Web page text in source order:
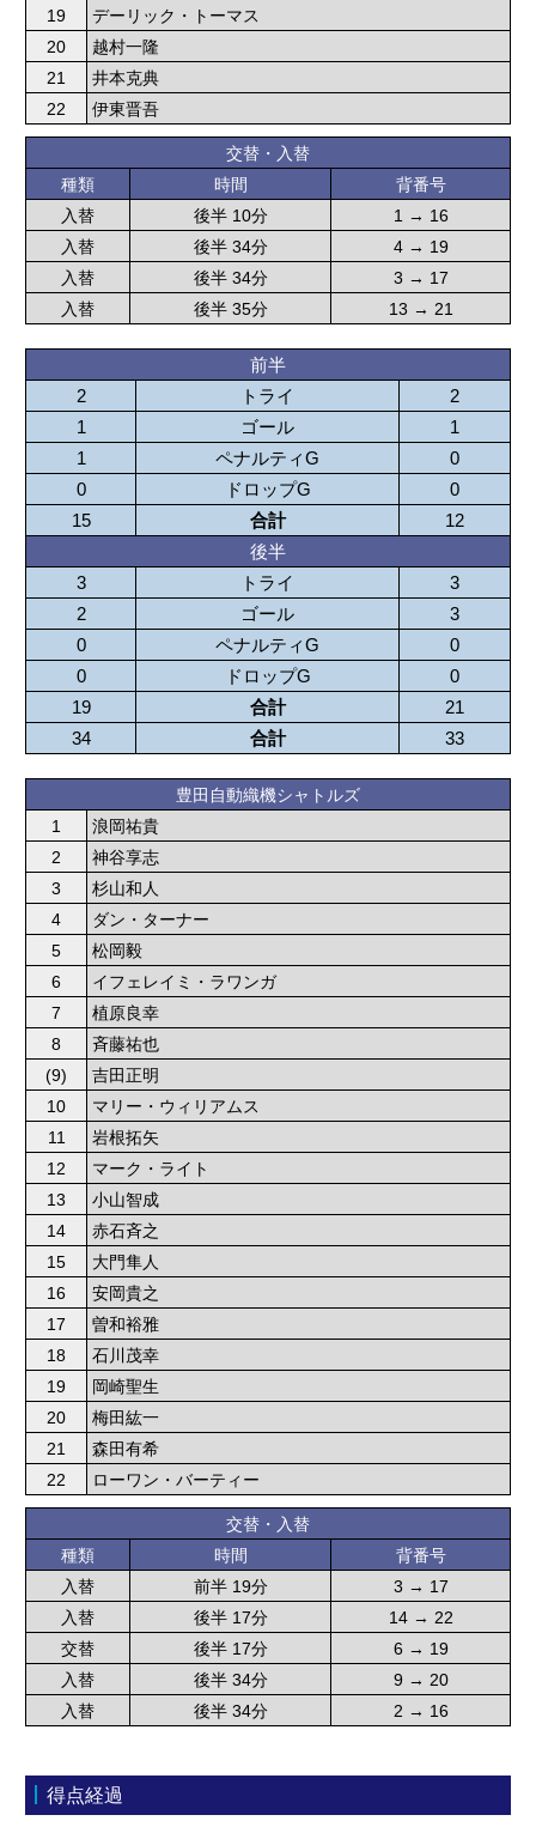
19
デーリック・トーマス
20
越村一隆
21
井本克典
22
伊東晋吾
交替・入替
種類
時間
背番号
入替
後半 10分
1 → 16
入替
後半 34分
4 → 19
入替
後半 34分
3 → 17
入替
後半 35分 13 → 21
前半
2
トライ
2
1
ゴール
1
1
ペナルティG
0
0
ドロップG
0
15
合計
12
後半
3
トライ
3
2
ゴール
3
0
ペナルティG
0
0
ドロップG
0
19
合計
21
34
合計 33
豊田自動織機シャトルズ
1
浪岡祐貴
2
神谷享志
3
杉山和人
4
ダン・ターナー
5
松岡毅
6
イフェレイミ・ラワンガ
7
植原良幸
8
斉藤祐也
(9)
吉田正明
10
マリー・ウィリアムス
11
岩根拓矢
12
マーク・ライト
13
小山智成
14
赤石斉之
15
大門隼人
16
安岡貴之
17
曽和裕雅
18
石川茂幸
19
岡崎聖生
20
梅田紘一
21
森田有希
22
ローワン・バーティー
交替・入替
種類
時間
背番号
入替
前半 19分
3 → 17
入替
後半 17分
14 → 22
交替
後半 17分
6 → 19
入替
後半 34分
9 → 20
入替
後半 34分 2 → 16
得点経過